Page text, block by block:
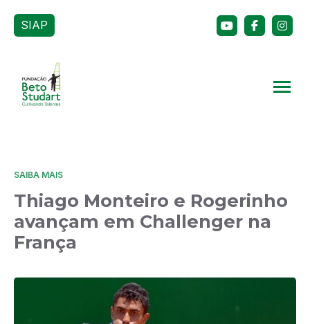
SIAP
SAIBA MAIS
Thiago Monteiro e Rogerinho
avançam em Challenger na
França